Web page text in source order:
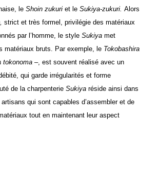
le Shoin zukuri et le Sukiya-zukuri. Alors
strict et très formel, privilégie des matériaux
par l’homme, le style Sukiya met
matériaux bruts. Par exemple, le Tokobashira
tokonoma –, est souvent réalisé avec un
qui garde irrégularités et forme
de la charpenterie Sukiya réside ainsi dans
qui sont capables d’assembler et de
tout en maintenant leur aspect